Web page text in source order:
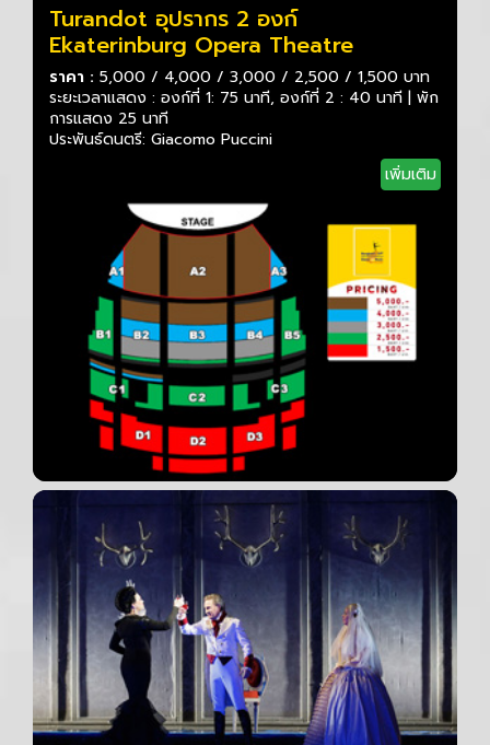
Turandot อุปรากร 2 องก์
Ekaterinburg Opera Theatre
ราคา : 5,000 / 4,000 / 3,000 / 2,500 / 1,500 บาท
ระยะเวลาแสดง : องก์ที่ 1: 75 นาที, องก์ที่ 2 : 40 นาที | พัก
การแสดง 25 นาที
ประพันธ์ดนตรี: Giacomo Puccini
เพิ่มเติม